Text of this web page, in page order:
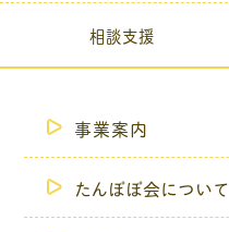
相談支援
事業案内
たんぽぽ会について